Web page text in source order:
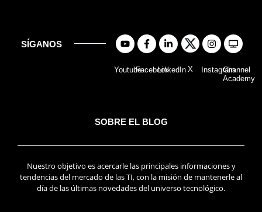
SÍGANOS
YoutubeFacebookLinkedIn X InstagramChannel
Academy
SOBRE EL BLOG
Nuestro objetivo es acercarle las principales informaciones y
tendencias del mercado de las TI, con la misión de mantenerle al
día de las últimas novedades del universo tecnológico.